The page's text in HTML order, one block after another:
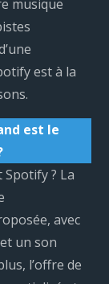
musique
est à la
est le
? La
avec
un son
l’offre de